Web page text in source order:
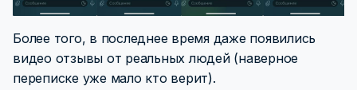
Более того, в последнее время даже появились
видео отзывы от реальных людей (наверное
переписке уже мало кто верит).